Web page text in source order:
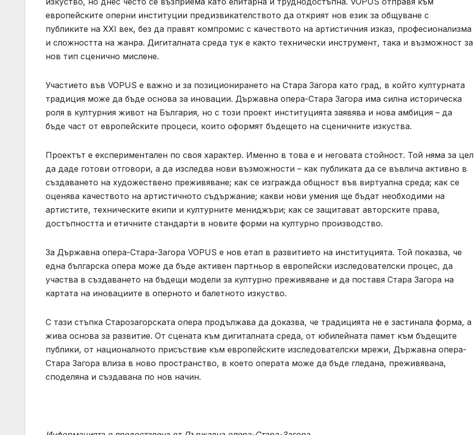
европейските оперни институции предизвикателството да открият нов език за общуване с
публиките на XXI век, без да правят компромис с качеството на артистичния изказ, професионализма
и сложността на жанра. Дигиталната среда тук е както технически инструмент, така и възможност за
нов тип сценично мислене.
Участието във VOPUS е важно и за позиционирането на Стара Загора като град, в който културната
традиция може да бъде основа за иновации. Държавна опера-Стара Загора има силна историческа
роля в културния живот на България, но с този проект институцията заявява и нова амбиция – да
бъде част от европейските процеси, които оформят бъдещето на сценичните изкуства.
Проектът е експериментален по своя характер. Именно в това е и неговата стойност. Той няма за цел
да даде готови отговори, а да изследва нови възможности – как публиката да се въвлича активно в
създаването на художествено преживяване; как се изгражда общност във виртуална среда; как се
оценява качеството на артистичното съдържание; какви нови умения ще бъдат необходими на
артистите, техническите екипи и културните мениджъри; как се защитават авторските права,
достъпността и етичните стандарти в новите форми на културно производство.
За Държавна опера-Стара-Загора VOPUS е нов етап в развитието на институцията. Той показва, че
една българска опера може да бъде активен партньор в европейски изследователски процес, да
участва в създаването на бъдещи модели за културно преживяване и да поставя Стара Загора на
картата на иновациите в оперното и балетното изкуство.
С тази стъпка Старозагорската опера продължава да доказва, че традицията не е застинала форма, а
жива основа за развитие. От сцената към дигиталната среда, от юбилейната памет към бъдещите
публики, от националното присъствие към европейските изследователски мрежи, Държавна опера-
Стара Загора влиза в ново пространство, в което операта може да бъде гледана, преживявана,
споделяна и създавана по нов начин.